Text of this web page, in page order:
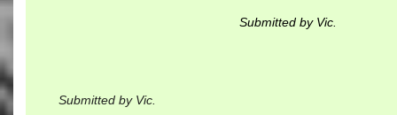
Submitted by Vic.
Submitted by Vic.